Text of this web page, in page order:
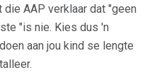
die AAP verklaar dat "geen
"is nie. Kies dus 'n
aan jou kind se lengte